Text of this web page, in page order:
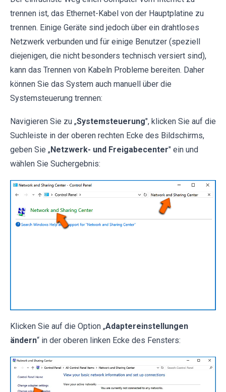
trennen ist, das Ethernet-Kabel von der Hauptplatine zu
trennen. Einige Geräte sind jedoch über ein drahtloses
Netzwerk verbunden und für einige Benutzer (speziell
diejenigen, die nicht besonders technisch versiert sind),
kann das Trennen von Kabeln Probleme bereiten. Daher
können Sie das System auch manuell über die
Systemsteuerung trennen:
Navigieren Sie zu „Systemsteuerung", klicken Sie auf die
Suchleiste in der oberen rechten Ecke des Bildschirms,
geben Sie „Netzwerk- und Freigabecenter" ein und
wählen Sie Suchergebnis:
Klicken Sie auf die Option „Adaptereinstellungen
ändern“ in der oberen linken Ecke des Fensters: